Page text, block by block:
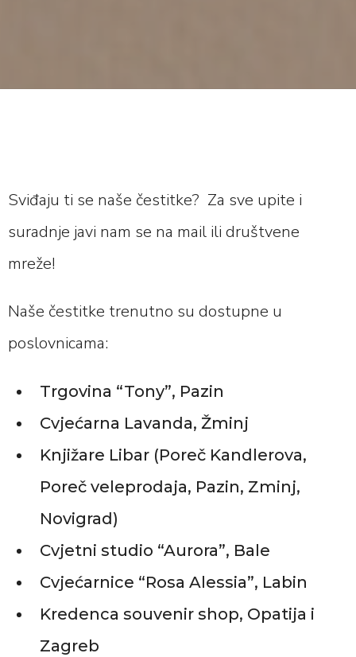
Sviđaju ti se naše čestitke? Za sve upite i
suradnje javi nam se na mail ili društvene
mreže!
Naše čestitke trenutno su dostupne u
poslovnicama:
Trgovina “Tony”, Pazin
Cvjećarna Lavanda, Žminj
Knjižare Libar (Poreč Kandlerova,
Poreč veleprodaja, Pazin, Zminj,
Novigrad)
Cvjetni studio “Aurora”, Bale
Cvjećarnice “Rosa Alessia”, Labin
Kredenca souvenir shop, Opatija i
Zagreb